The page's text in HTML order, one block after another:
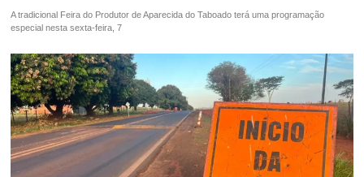
A tradicional Feira do Produtor de Aparecida do Taboado terá uma programação
especial nesta sexta-feira, 7